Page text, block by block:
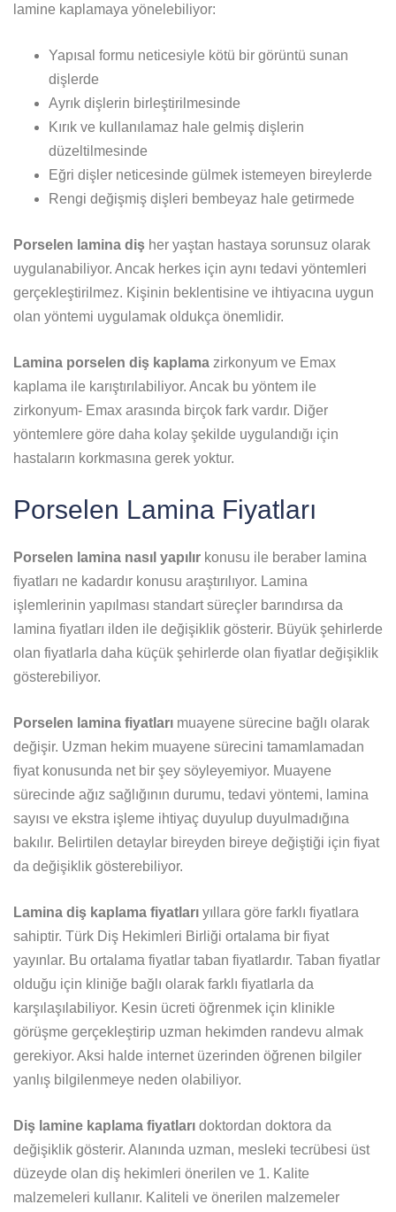
lamine kaplamaya yönelebiliyor:
Yapısal formu neticesiyle kötü bir görüntü sunan
dişlerde
Ayrık dişlerin birleştirilmesinde
Kırık ve kullanılamaz hale gelmiş dişlerin
düzeltilmesinde
Eğri dişler neticesinde gülmek istemeyen bireylerde
Rengi değişmiş dişleri bembeyaz hale getirmede
Porselen lamina diş her yaştan hastaya sorunsuz olarak
uygulanabiliyor. Ancak herkes için aynı tedavi yöntemleri
gerçekleştirilmez. Kişinin beklentisine ve ihtiyacına uygun
olan yöntemi uygulamak oldukça önemlidir.
Lamina porselen diş kaplama zirkonyum ve Emax
kaplama ile karıştırılabiliyor. Ancak bu yöntem ile
zirkonyum- Emax arasında birçok fark vardır. Diğer
yöntemlere göre daha kolay şekilde uygulandığı için
hastaların korkmasına gerek yoktur.
Porselen Lamina Fiyatları
Porselen lamina nasıl yapılır konusu ile beraber lamina
fiyatları ne kadardır konusu araştırılıyor. Lamina
işlemlerinin yapılması standart süreçler barındırsa da
lamina fiyatları ilden ile değişiklik gösterir. Büyük şehirlerde
olan fiyatlarla daha küçük şehirlerde olan fiyatlar değişiklik
gösterebiliyor.
Porselen lamina fiyatları muayene sürecine bağlı olarak
değişir. Uzman hekim muayene sürecini tamamlamadan
fiyat konusunda net bir şey söyleyemiyor. Muayene
sürecinde ağız sağlığının durumu, tedavi yöntemi, lamina
sayısı ve ekstra işleme ihtiyaç duyulup duyulmadığına
bakılır. Belirtilen detaylar bireyden bireye değiştiği için fiyat
da değişiklik gösterebiliyor.
Lamina diş kaplama fiyatları yıllara göre farklı fiyatlara
sahiptir. Türk Diş Hekimleri Birliği ortalama bir fiyat
yayınlar. Bu ortalama fiyatlar taban fiyatlardır. Taban fiyatlar
olduğu için kliniğe bağlı olarak farklı fiyatlarla da
karşılaşılabiliyor. Kesin ücreti öğrenmek için klinikle
görüşme gerçekleştirip uzman hekimden randevu almak
gerekiyor. Aksi halde internet üzerinden öğrenen bilgiler
yanlış bilgilenmeye neden olabiliyor.
Diş lamine kaplama fiyatları doktordan doktora da
değişiklik gösterir. Alanında uzman, mesleki tecrübesi üst
düzeyde olan diş hekimleri önerilen ve 1. Kalite
malzemeleri kullanır. Kaliteli ve önerilen malzemeler